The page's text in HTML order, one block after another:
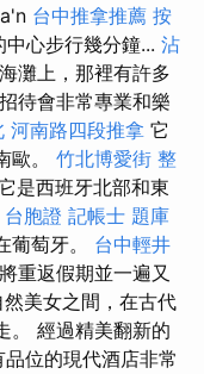
台中推拿推薦 按
心步行幾分鐘... 沾
灘上，那裡有許多
待會非常專業和樂
河南路四段推拿 它
歐。 竹北博愛街 整
是西班牙北部和東
胞證 記帳士 題庫
葡萄牙。 台中輕井
重返假期並一遍又
然美女之間，在古代
。 經過精美翻新的
位的現代酒店非常